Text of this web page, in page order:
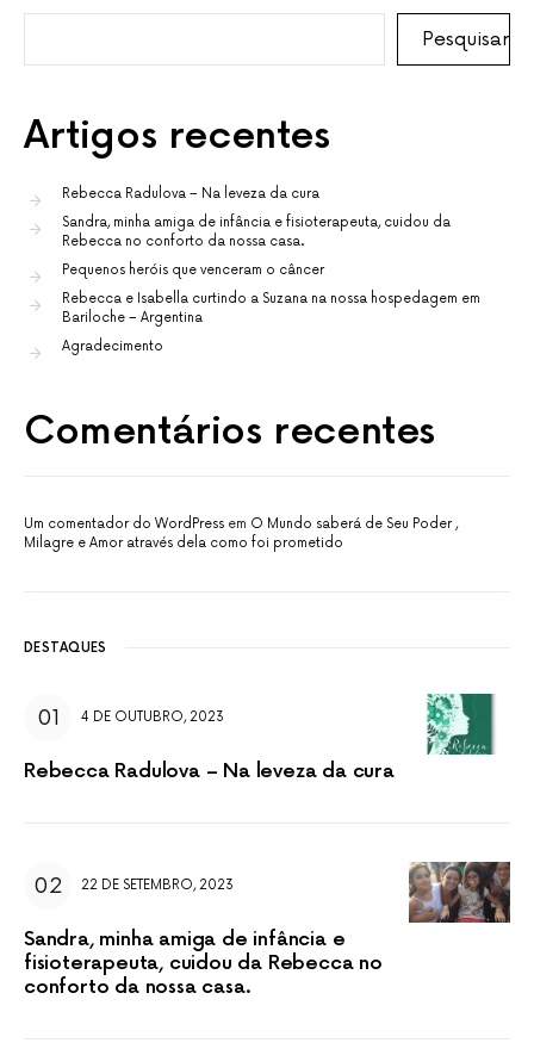
Pesquisar
Artigos recentes
Rebecca Radulova – Na leveza da cura
Sandra, minha amiga de infância e fisioterapeuta, cuidou da
Rebecca no conforto da nossa casa.
Pequenos heróis que venceram o câncer
Rebecca e Isabella curtindo a Suzana na nossa hospedagem em
Bariloche – Argentina
Agradecimento
Comentários recentes
Um comentador do WordPress em O Mundo saberá de Seu Poder ,
Milagre e Amor através dela como foi prometido
DESTAQUES
4 DE OUTUBRO, 2023
Rebecca Radulova – Na leveza da cura
22 DE SETEMBRO, 2023
Sandra, minha amiga de infância e
fisioterapeuta, cuidou da Rebecca no
conforto da nossa casa.